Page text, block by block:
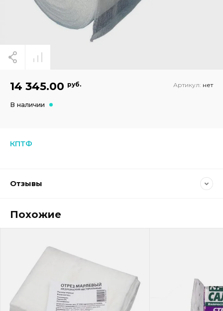
КПТФ
14 345.00 руб. Артикул: нет
В наличии
Отзывы
Похожие